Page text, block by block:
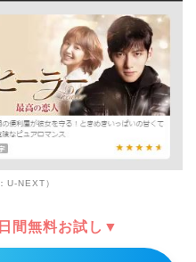
U-NEXT）
間無料お試し▼